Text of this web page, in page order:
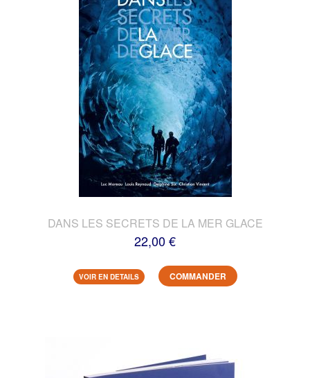
DANS LES SECRETS DE LA MER GLACE
22,00 €
VOIR EN DETAILS COMMANDER